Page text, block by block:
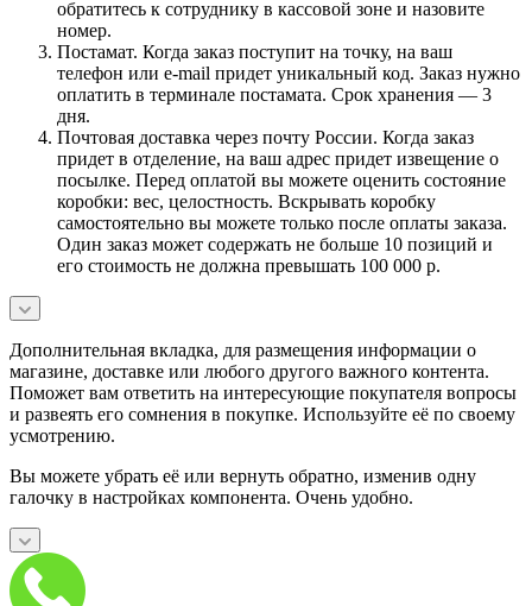
обратитесь к сотруднику в кассовой зоне и назовите
номер.
Постамат. Когда заказ поступит на точку, на ваш
телефон или e-mail придет уникальный код. Заказ нужно
оплатить в терминале постамата. Срок хранения — 3
дня.
Почтовая доставка через почту России. Когда заказ
придет в отделение, на ваш адрес придет извещение о
посылке. Перед оплатой вы можете оценить состояние
коробки: вес, целостность. Вскрывать коробку
самостоятельно вы можете только после оплаты заказа.
Один заказ может содержать не больше 10 позиций и
его стоимость не должна превышать 100 000 р.
Дополнительная вкладка, для размещения информации о
магазине, доставке или любого другого важного контента.
Поможет вам ответить на интересующие покупателя вопросы
и развеять его сомнения в покупке. Используйте её по своему
усмотрению.
Вы можете убрать её или вернуть обратно, изменив одну
галочку в настройках компонента. Очень удобно.